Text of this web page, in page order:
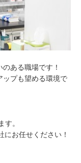
ある職場です！
ップも望める環境で
。
お任せください！